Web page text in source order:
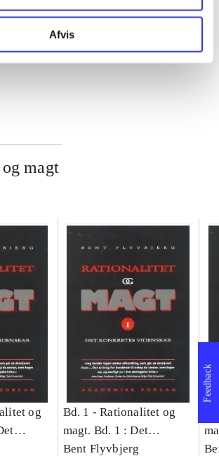
Afvis
magt
og
Bd. 1 -Rationalitet og
magt. Bd. 1 : Det
konkretes videnskab
Bent Flyvbjerg
Feedback